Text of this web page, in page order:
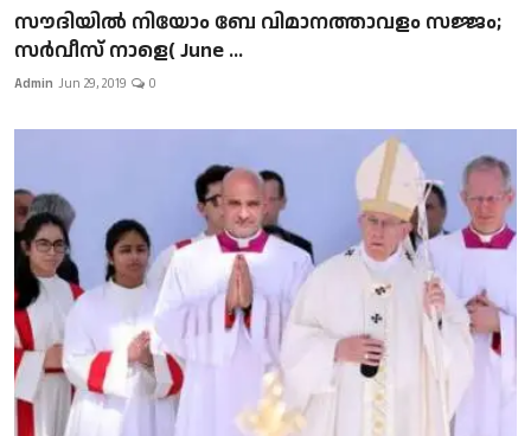
സൗദിയിൽ നിയോം ബേ വിമാനത്താവളം സജ്ജം;
സർവീസ് നാളെ( June ...
Admin Jun 29, 2019 0